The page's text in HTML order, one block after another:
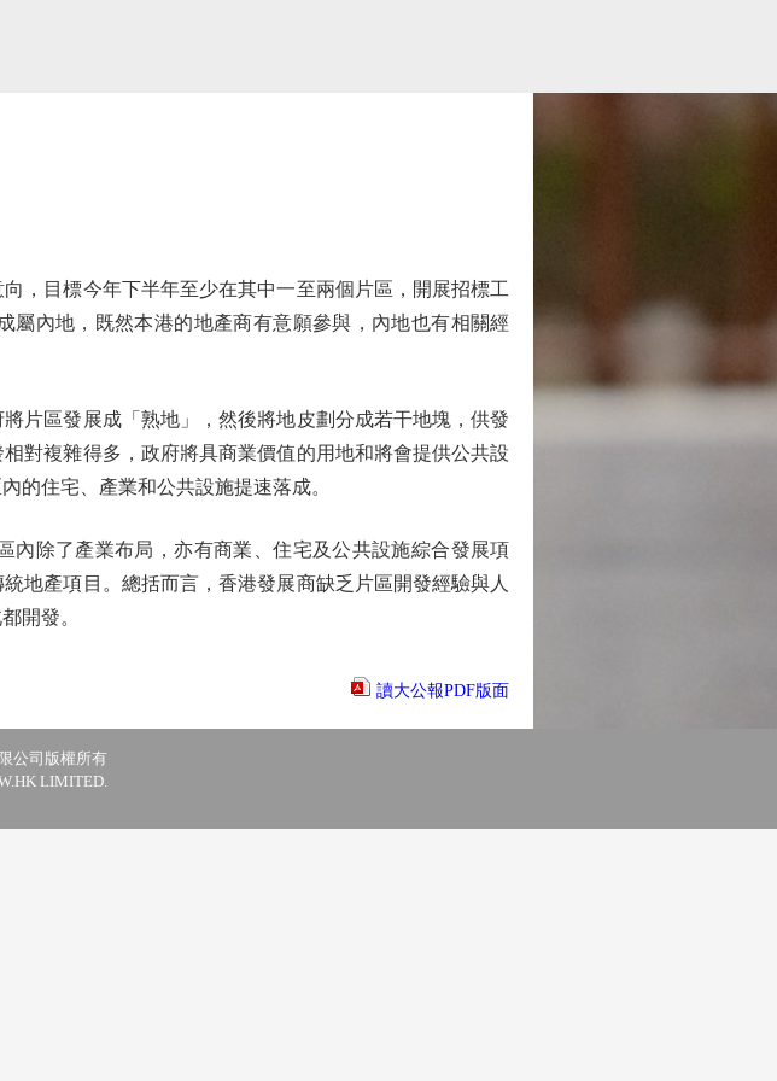
目標今年下半年至少在其中一至兩個片區，開展招標工
內地，既然本港的地產商有意願參與，內地也有相關經
區發展成「熟地」，然後將地皮劃分成若干地塊，供發
對複雜得多，政府將具商業價值的用地和將會提供公共設
的住宅、產業和公共設施提速落成。
除了產業布局，亦有商業、住宅及公共設施綜合發展項
地產項目。總括而言，香港發展商缺乏片區開發經驗與人
開發。
讀大公報PDF版面
公司版權所有
LIMITED.